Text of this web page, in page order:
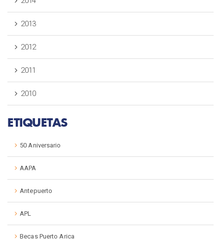
2013
2012
2011
2010
ETIQUETAS
50 Aniversario
AAPA
Antepuerto
APL
Becas Puerto Arica